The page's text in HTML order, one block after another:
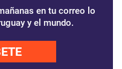
en tu correo lo
y el mundo.